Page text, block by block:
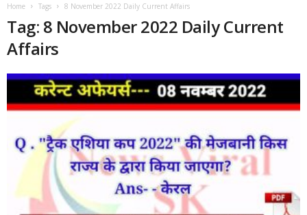
Home Tags 8 November 2022 Daily Current Affairs
Tag: 8 November 2022 Daily Current
Affairs